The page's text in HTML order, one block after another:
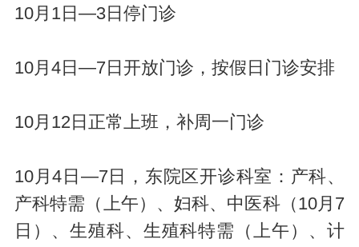
10月1日—3日停门诊
10月4日—7日开放门诊，按假日门诊安排
10月12日正常上班，补周一门诊
10月4日—7日，东院区开诊科室：产科、
产科特需（上午）、妇科、中医科（10月7
日）、生殖科、生殖科特需（上午）、计